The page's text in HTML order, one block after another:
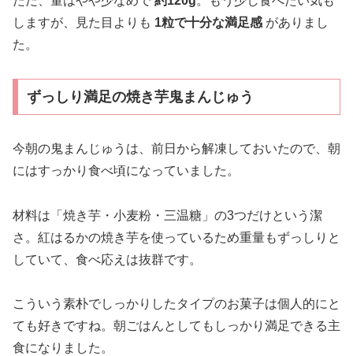
しますが、見た目よりも 1粒で十分な満足感 がありまし
た。
ずっしり満足の焼き芋鬼まんじゅう
今朝の鬼まんじゅうは、前日から解凍しておいたので、朝
にはすっかり食べ頃になっていました。
材料は「焼き芋・小麦粉・三温糖」の3つだけという潔
さ。紅はるかの焼き芋を使っているため重量もずっしりと
していて、食べ応えは抜群です。
こういう素朴でしっかりしたタイプのお菓子は個人的にと
ても好きですね。朝ごはんとしてもしっかり満足できる主
食になりました。